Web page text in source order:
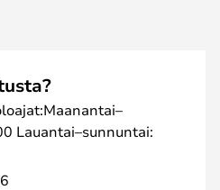
Lauantai–sunnuntai: